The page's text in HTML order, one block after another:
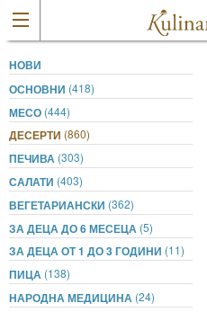
НОВИ
ОСНОВНИ (418)
МЕСО (444)
ДЕСЕРТИ (860)
ПЕЧИВА (303)
САЛАТИ (403)
ВЕГЕТАРИАНСКИ (362)
ЗА ДЕЦА ДО 6 МЕСЕЦА (5)
ЗА ДЕЦА ОТ 1 ДО 3 ГОДИНИ (11)
ПИЦА (138)
НАРОДНА МЕДИЦИНА (24)